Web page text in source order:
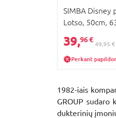
SIMBA Disney
Lotso, 50cm,
39,96 €
49,95 €
Perkant
1982-iais
GROUP sudaro
dukterinių